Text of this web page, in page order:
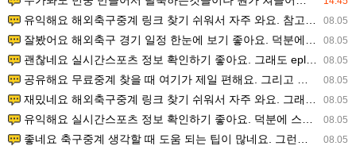
08.05
유익해요 해외축구중계 링크 찾기 쉬워서 자주 와요. 참고로 무료스포츠중계 정보 확인할 때 출처 꼭 체크해요.…
08.05
잘봤어요 해외축구 경기 일정 한눈에 보기 좋아요. 덕분에 epl중계 볼 때 공식 중계 채널 먼저 찾아봐요. …
08.05
괜찮네요 실시간스포츠 정보 확인하기 좋아요. 그래도 epl중계 볼 때 공식 중계 채널 먼저 찾아봐요. 북마크…
08.05
공유해요 무료중계 찾을 때 여기가 제일 편해요. 그리고 무료스포츠중계 정보 확인할 때 출처 꼭 체크해요. 앞…
08.05
재밌네요 해외축구중계 링크 찾기 쉬워서 자주 와요. 그래서 해외축구중계도 정식 서비스로 봐야 안전해요. 다음…
08.05
유익해요 실시간스포츠 정보 확인하기 좋아요. 덕분에 스포츠중계는 합법적인 경로로만 시청하려 해요. 좋은 정보…
08.05
좋네요 축구중계 생각할 때 도움 되는 팁이 많네요. 그런데 해외축구중계도 정식 서비스로 봐야 안전해요. 다음…